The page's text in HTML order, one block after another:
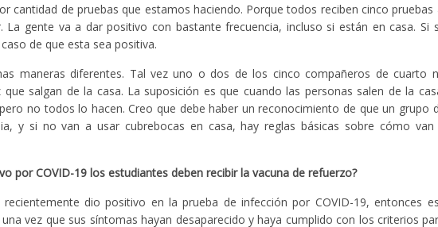
cantidad de pruebas que estamos haciendo. Porque todos reciben cinco pruebas
gente va a dar positivo con bastante frecuencia, incluso si están en casa. Si
de que esta sea positiva.
maneras diferentes. Tal vez uno o dos de los cinco compañeros de cuarto
salgan de la casa. La suposición es que cuando las personas salen de la
no todos lo hacen. Creo que debe haber un reconocimiento de que un grupo
y si no van a usar cubrebocas en casa, hay reglas básicas sobre cómo van
por COVID-19 los estudiantes deben recibir la vacuna de refuerzo?
dio positivo en la prueba de infección por COVID-19, entonces
vez que sus síntomas hayan desaparecido y haya cumplido con los criterios